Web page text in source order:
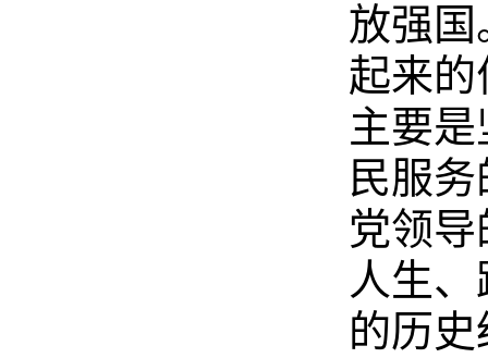
放强
起来
主要
民服
党领
人生
的历